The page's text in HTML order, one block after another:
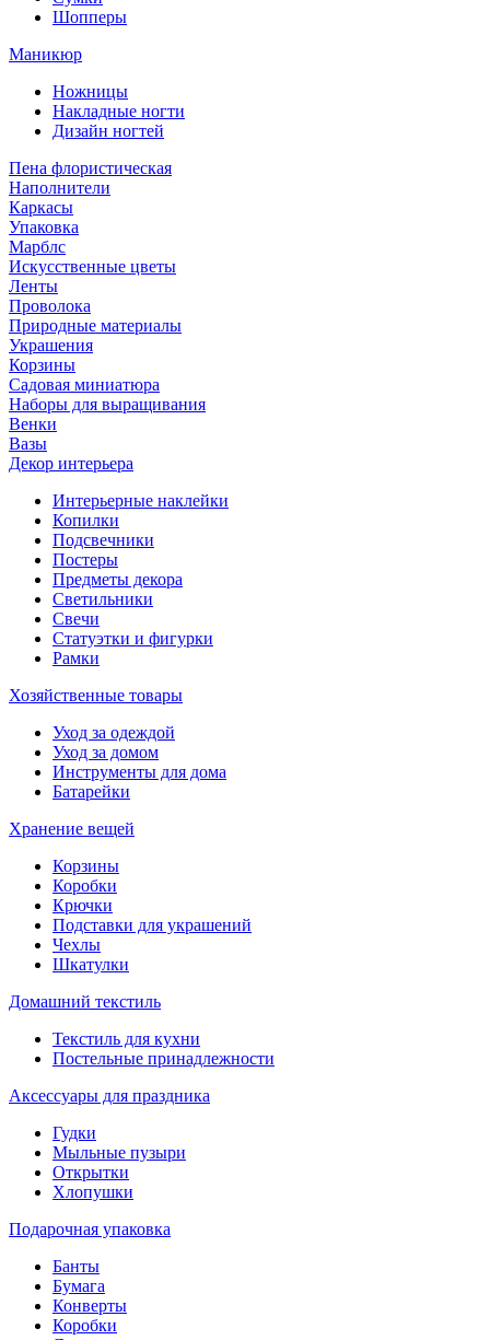
Шопперы
Маникюр
Ножницы
Накладные ногти
Дизайн ногтей
Пена флористическая
Наполнители
Каркасы
Упаковка
Марблс
Искусственные цветы
Ленты
Проволока
Природные материалы
Украшения
Корзины
Садовая миниатюра
Наборы для выращивания
Венки
Вазы
Декор интерьера
Интерьерные наклейки
Копилки
Подсвечники
Постеры
Предметы декора
Светильники
Свечи
Статуэтки и фигурки
Рамки
Хозяйственные товары
Уход за одеждой
Уход за домом
Инструменты для дома
Батарейки
Хранение вещей
Корзины
Коробки
Крючки
Подставки для украшений
Чехлы
Шкатулки
Домашний текстиль
Текстиль для кухни
Постельные принадлежности
Аксессуары для праздника
Гудки
Мыльные пузыри
Открытки
Хлопушки
Подарочная упаковка
Банты
Бумага
Конверты
Коробки